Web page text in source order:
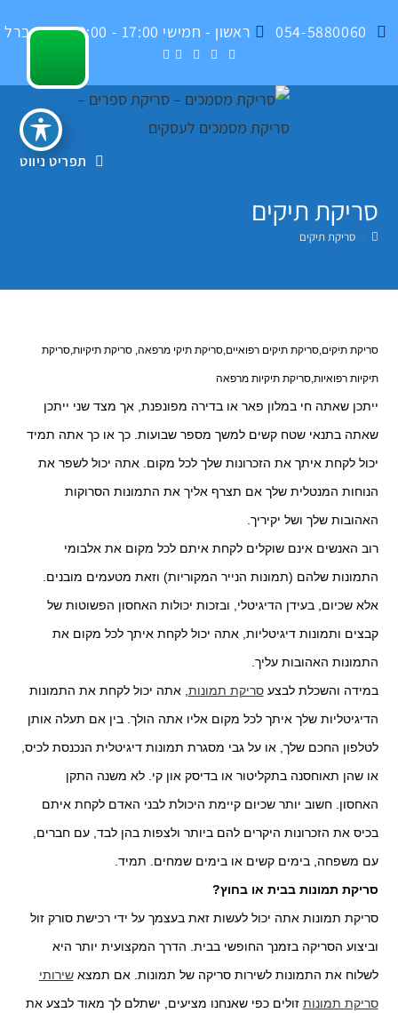
054-5880060 ראשון - חמישי 17:00 - 09:00 , בית ברל
תפריט ניווט
סריקת תיקים
> סריקת תיקים
סריקת תיקים,סריקת תיקים רפואיים,סריקת תיקי מרפאה, סריקת תיקיות,סריקת
תיקיות רפואיות,סריקת תיקיות מרפאה
ייתכן שאתה חי במלון פאר או בדירה מפונפנת, אך מצד שני ייתכן
שאתה בתנאי שטח קשים למשך מספר שבועות. כך או כך אתה תמיד
יכול לקחת איתך את הזכרונות שלך לכל מקום. אתה יכול לשפר את
הנוחות המנטלית שלך אם תצרף אליך את התמונות הסרוקות
האהובות שלך ושל יקיריך.
רוב האנשים אינם שוקלים לקחת איתם לכל מקום את אלבומי
התמונות שלהם (תמונות הנייר המקוריות) וזאת מטעמים מובנים.
אלא שכיום, בעידן הדיגיטלי, ובזכות יכולות האחסון הפשוטות של
קבצים ותמונות דיגיטליות, אתה יכול לקחת איתך לכל מקום את
התמונות האהובות עליך.
במידה והשכלת לבצעסריקת תמונות , אתה יכול לקחת את התמונות
הדיגיטליות שלך איתך לכל מקום אליו אתה הולך. בין אם תעלה אותן
לטלפון החכם שלך, או על גבי מסגרת תמונות דיגיטלית הנכנסת לכיס,
או שהן תאוחסנה בתקליטור או בדיסק און קי. לא משנה התקן
האחסון. חשוב יותר שכיום קיימת היכולת לבני האדם לקחת איתם
בכיס את הזכרונות היקרים להם ביותר ולצפות בהן לבד, עם חברים,
עם משפחה, בימים קשים או בימים שמחים. תמיד.
סריקת תמונות בבית או בחוץ?
סריקת תמונות אתה יכול לעשות זאת בעצמך על ידי רכישת סורק זול
וביצוע הסריקה בזמנך החופשי בבית. הדרך המקצועית יותר היא
לשלוח את התמונות לשירות סריקה של תמונות. אם תמצאשירותי
סריקת תמונות זולים כפי שאנחנו מציעים, ישתלם לך מאוד לבצע את